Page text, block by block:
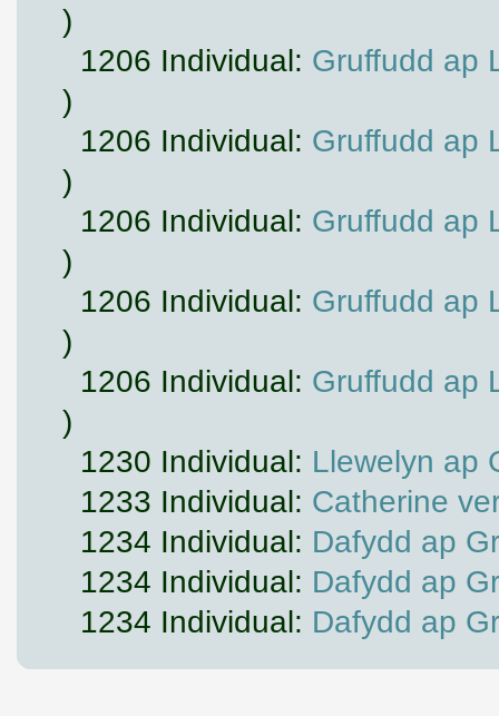
)
1206 Individual: Gruffudd ap
)
1206 Individual: Gruffudd ap
)
1206 Individual: Gruffudd ap
)
1206 Individual: Gruffudd ap
)
1206 Individual: Gruffudd ap
)
1230 Individual: Llewelyn ap
1233 Individual: Catherine
1234 Individual: Dafydd ap
1234 Individual: Dafydd ap
1234 Individual: Dafydd ap